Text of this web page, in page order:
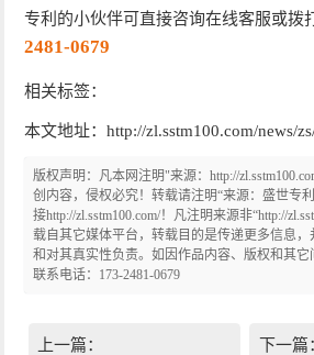
专利的小伙伴可直接咨询在线客服或拨
2481-0679
相关标签：
本文地址：http://zl.sstm100.com/news/
版权声明：凡本网注明"来源：http://
创内容，侵权必究！转载请注明“来源：盛世专
接http://zl.sstm100.com/！凡注明来源非“http://
载自其它媒体平台，转载目的是传递更多信息
和对其真实性负责。如因作品内容、版权和其它
联系电话：173-2481-0679
上一篇： 下一篇